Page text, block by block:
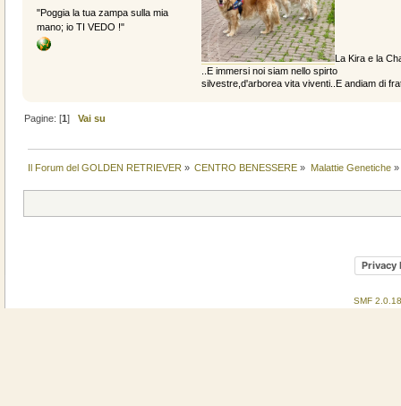
"Poggia la tua zampa sulla mia
mano; io TI VEDO !"
La Kira e la
..E immersi noi siam nello spirto
silvestre,d'arborea vita viventi..E andiam di
Pagine: [1]Vai su
Il Forum del GOLDEN RETRIEVER » CENTRO BENESSERE » Malattie Genetiche»
Privacy
SMF 2.0.18